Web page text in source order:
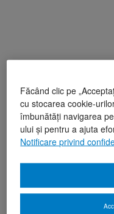
Făcând clic pe
cu stocarea cookie-
îmbunătăți navigarea
ului și pentru a ajuta
Notificare privind